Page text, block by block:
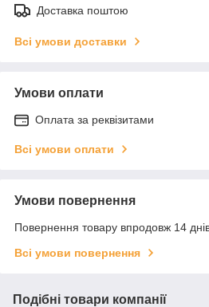
Доставка поштою
Всі умови доставки
Умови оплати
Оплата за реквізитами
Всі умови оплати
Умови повернення
Повернення товару впродовж 14
Всі умови повернення
Подібні товари компанії